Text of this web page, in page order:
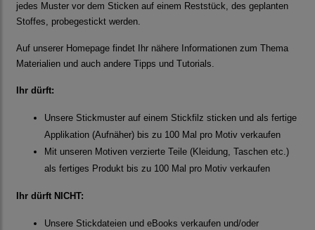
jedes Muster vor dem Sticken auf einem Reststück, des geplanten
Stoffes, probegestickt werden.
Auf unserer Homepage findet Ihr nähere Informationen zum Thema
Materialien und auch andere Tipps und Tutorials.
Ihr dürft:
Unsere Stickmuster auf einem Stickfilz sticken und als fertige
Applikation (Aufnäher) bis zu 100 Mal pro Motiv verkaufen
Mit unseren Motiven verzierte Teile (Kleidung, Taschen etc.)
als fertiges Produkt bis zu 100 Mal pro Motiv verkaufen
Ihr dürft NICHT:
Unsere Stickdateien und eBooks verkaufen und/oder